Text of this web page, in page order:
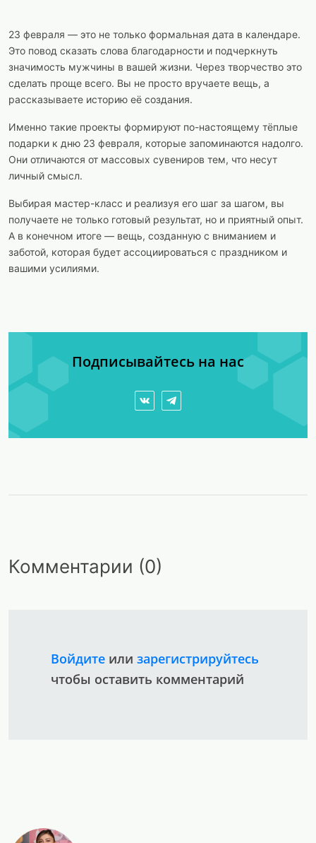
23 февраля — это не только формальная дата в календаре.
Это повод сказать слова благодарности и подчеркнуть
значимость мужчины в вашей жизни. Через творчество это
сделать проще всего. Вы не просто вручаете вещь, а
рассказываете историю её создания.
Именно такие проекты формируют по-настоящему тёплые
подарки к дню 23 февраля, которые запоминаются надолго.
Они отличаются от массовых сувениров тем, что несут
личный смысл.
Выбирая мастер-класс и реализуя его шаг за шагом, вы
получаете не только готовый результат, но и приятный опыт.
А в конечном итоге — вещь, созданную с вниманием и
заботой, которая будет ассоциироваться с праздником и
вашими усилиями.
Подписывайтесь на нас
Комментарии (0)
Войдите или зарегистрируйтесь
чтобы оставить комментарий